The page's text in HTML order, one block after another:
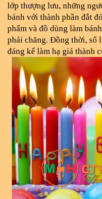
lớp thượng lưu, những
bánh với thành phần đắt
phẩm và đồ dùng làm
phải chăng. Đồng thời, số
đáng kể làm hạ giá thành